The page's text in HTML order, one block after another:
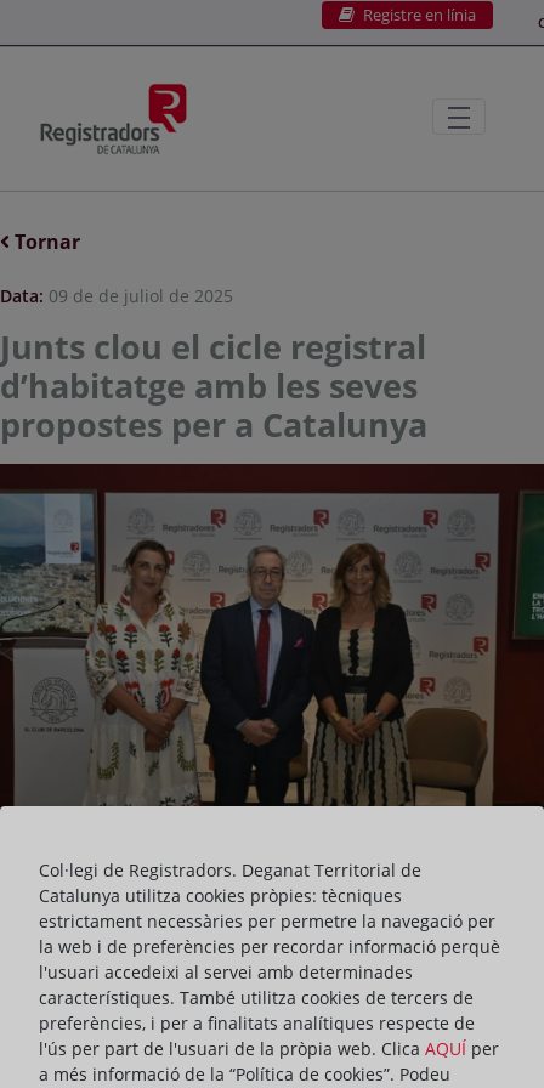
Registre en línia
Tornar
Data: 09 de de juliol de 2025
Junts clou el cicle registral
d’habitatge amb les seves
propostes per a Catalunya
El Deganat dels Registradors de Catalunya va celebrar ahir al
Círculo Ecuestre de Barcelona la setena i última sessió del cicle de
Trobades en Clau Registral 2025. Aquesta edició, que portava per
títol “L’habitatge a Catalunya: reptes i solucions”, tenia com a
objectiu donar veu als diferents grups polítics que integren el
Parlament, perquè hi exposessin les seves propostes en matèria
Col·legi de Registradors. Deganat Territorial de
Catalunya utilitza cookies pròpies: tècniques
estrictament necessàries per permetre la navegació per
la web i de preferències per recordar informació perquè
l'usuari accedeixi al servei amb determinades
característiques. També utilitza cookies de tercers de
preferències, i per a finalitats analítiques respecte de
l'ús per part de l'usuari de la pròpia web. Clica AQUÍ per
a més informació de la “Política de cookies”. Podeu